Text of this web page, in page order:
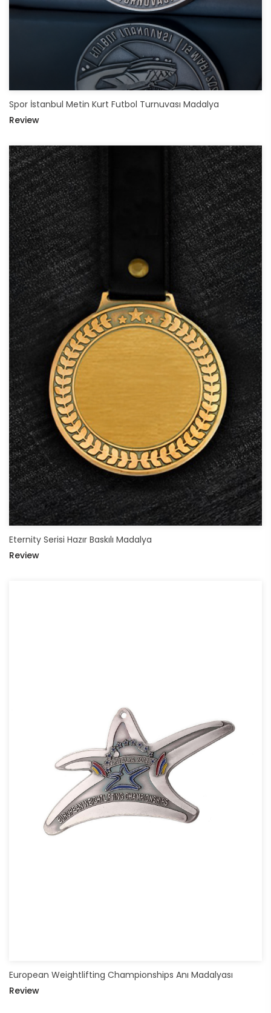
Spor İstanbul Metin Kurt Futbol Turnuvası Madalya
Review
Eternity Serisi Hazır Baskılı Madalya
Review
European Weightlifting Championships Anı Madalyası
Review